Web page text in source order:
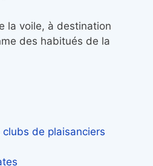
la voile, à destination
des habitués de la
de plaisanciers